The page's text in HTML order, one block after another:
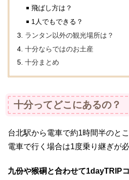
飛ばし方は？
1人でもできる？
ランタン以外の観光場所は？
十分ならではのお土産
十分まとめ
十分ってどこにあるの？
台北駅から電車で約1時間半のと
電車で行く場合は1度乗り継ぎが必
九份や猴硐と合わせて1dayTRIP